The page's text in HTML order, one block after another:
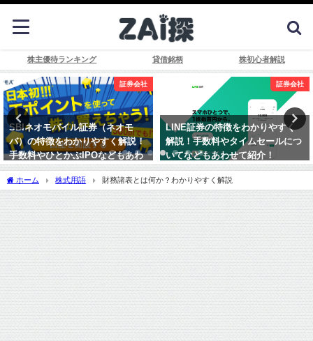
株主優待ランキング 貸借銘柄 株初心者解説
証券会社
LINE証券の特徴をわかりやすく
解説！手数料やタイムセールにつ
いてなどもあわせて紹介！
証券会社
楽天証券の特徴をわかりやすく解
説！手数料やポイントプログラム
などについてもあわせて紹介！
ホーム 株式用語 財務諸表とは何か？わかりやすく解説